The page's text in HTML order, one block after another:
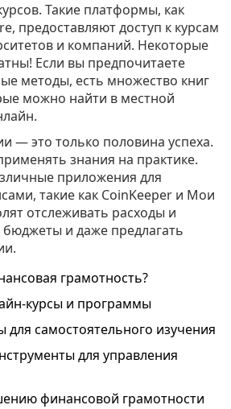
Такие платформы, как
предоставляют доступ к курсам
и компаний. Некоторые
Если вы предпочитаете
методы, есть множество книг
можно найти в местной
— это только половина успеха.
знания на практике.
приложения для
такие как CoinKeeper и Мои
отслеживать расходы и
бюджеты и даже предлагать
грамотность?
курсы и программы
для самостоятельного изучения
для управления
финансовой грамотности